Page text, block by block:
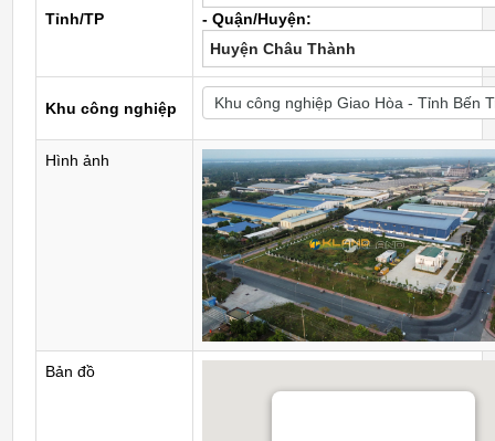
Tỉnh/TP
- Quận/Huyện:
Huyện Châu Thành
Khu công nghiệp
Hình ảnh
Bản đồ